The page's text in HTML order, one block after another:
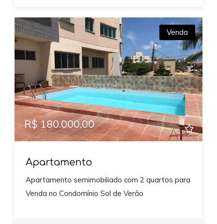
Venda
R$ 180.000,00
Apartamento
Apartamento semimobiliado com 2 quartos para
Venda no Condomínio Sol de Verão